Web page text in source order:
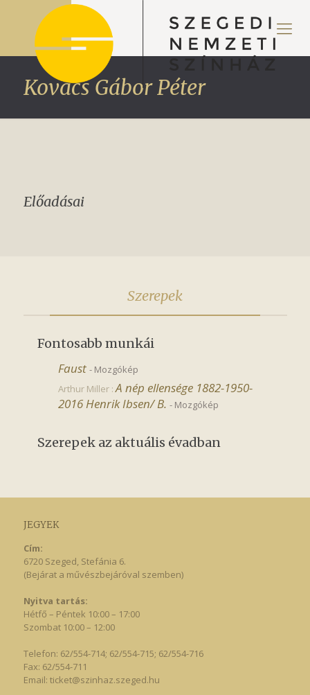
Kovács Gábor Péter
Előadásai
Szerepek
Fontosabb munkái
Faust - Mozgókép
Arthur Miller :A nép ellensége 1882-1950-
2016 Henrik Ibsen/ B. - Mozgókép
Szerepek az aktuális évadban
JEGYEK
Cím:
6720 Szeged, Stefánia 6.
(Bejárat a művészbejáróval szemben)
Nyitva tartás:
Hétfő – Péntek 10:00 – 17:00
Szombat 10:00 – 12:00
Telefon: 62/554-714; 62/554-715; 62/554-716
Fax: 62/554-711
Email: ticket@szinhaz.szeged.hu